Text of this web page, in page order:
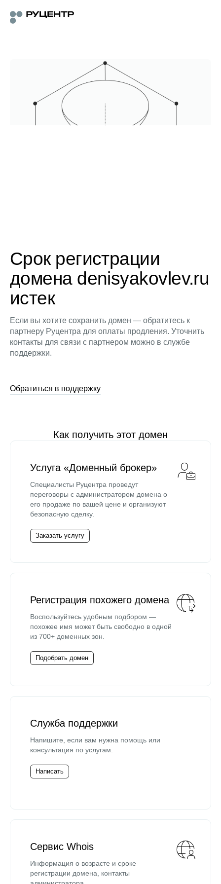
Срок регистрации
домена denisyakovlev.ru
истек
Если вы хотите сохранить домен — обратитесь к
партнеру Руцентра для оплаты продления. Уточнить
контакты для связи с партнером можно в службе
поддержки.
Обратиться в поддержку
Как получить этот домен
Услуга «Доменный брокер»
Специалисты Руцентра проведут
переговоры с администратором домена о
его продаже по вашей цене и организуют
безопасную сделку.
Заказать услугу
Регистрация похожего домена
Воспользуйтесь удобным подбором —
похожее имя может быть свободно в одной
из 700+ доменных зон.
Подобрать домен
Служба поддержки
Напишите, если вам нужна помощь или
консультация по услугам.
Написать
Сервис Whois
Информация о возрасте и сроке
регистрации домена, контакты